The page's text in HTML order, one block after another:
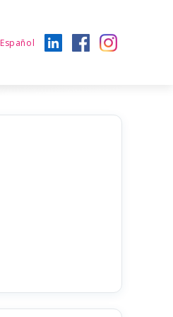
Español